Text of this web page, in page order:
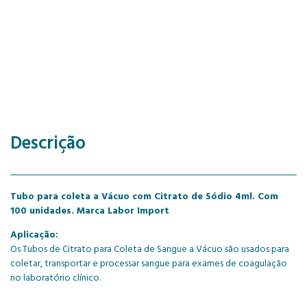
Descrição
Tubo para coleta a Vácuo com Citrato de Sódio 4ml. Com
100 unidades. Marca Labor Import
Aplicação:
Os Tubos de Citrato para Coleta de Sangue a Vácuo são usados para
coletar, transportar e processar sangue para exames de coagulação
no laboratório clínico.